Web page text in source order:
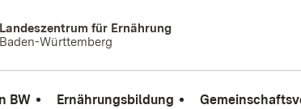
Landeszentrum für Ernährung
Baden-Württemberg
BW Ernährungsbildung